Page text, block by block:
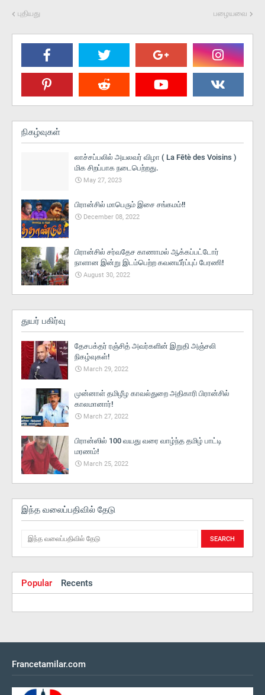
புதியது பழையவை
நிகழ்வுகள்
லாச்சப்பலில் அயலவர் விழா ( La Fētè des Voisins )
மிக சிறப்பாக நடைபெற்றது.
May 27, 2023
பிரான்சில் மாபெரும் இசை சங்கமம்!!
December 08, 2022
பிரான்சில் சர்வதேச காணாமல் ஆக்கப்பட்டோர்
நாளான இன்று இடம்பெற்ற கவனயீர்ப்புப் பேரணி!
August 30, 2022
துயர் பகிர்வு
தேசபக்தர் ரஞ்சித் அவர்களின் இறுதி அஞ்சலி
நிகழ்வுகள்!
March 29, 2022
முன்னாள் தமிழீழ காவல்துறை அதிகாரி பிரான்சில்
காலமானார்!
March 27, 2022
பிரான்ஸில் 100 வயது வரை வாழ்ந்த தமிழ் பாட்டி
மரணம்!
March 25, 2022
இந்த வலைப்பதிவில் தேடு
Popular Recents
Francetamilar.com